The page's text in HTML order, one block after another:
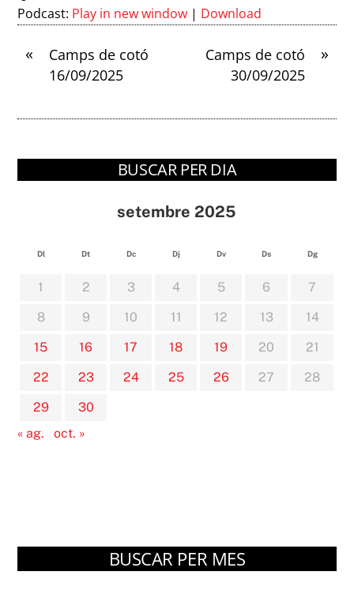
Podcast: Play in new window | Download
«
Camps de cotó
16/09/2025
»
Camps de cotó
30/09/2025
BUSCAR PER DIA
setembre 2025
Dl Dt Dc Dj Dv Ds Dg
1 2 3 4 5 6
7
8
9 10 11 12 13
14
15
16 17 18 19 20
21
22
23 24 25 26 27
28
29
30
« ag.
oct. »
BUSCAR PER MES